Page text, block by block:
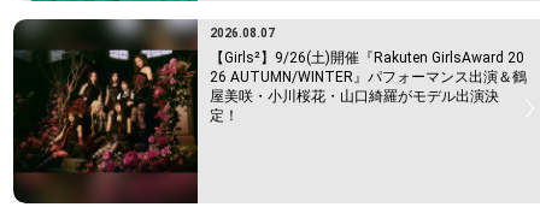
2026.08.07
【Girls²】9/26(土)開催『Rakuten GirlsAward 20
26 AUTUMN/WINTER』パフォーマンス出演＆鶴
屋美咲・小川桜花・山口綺羅がモデル出演決
定！